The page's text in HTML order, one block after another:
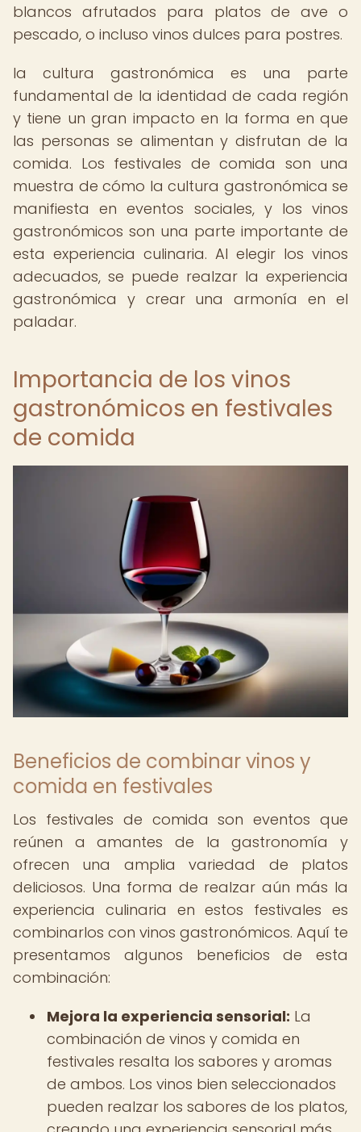
blancos afrutados para platos de ave o
pescado, o incluso vinos dulces para postres.
la cultura gastronómica es una parte
fundamental de la identidad de cada región
y tiene un gran impacto en la forma en que
las personas se alimentan y disfrutan de la
comida. Los festivales de comida son una
muestra de cómo la cultura gastronómica se
manifiesta en eventos sociales, y los vinos
gastronómicos son una parte importante de
esta experiencia culinaria. Al elegir los vinos
adecuados, se puede realzar la experiencia
gastronómica y crear una armonía en el
paladar.
Importancia de los vinos
gastronómicos en festivales
de comida
Beneficios de combinar vinos y
comida en festivales
Los festivales de comida son eventos que
reúnen a amantes de la gastronomía y
ofrecen una amplia variedad de platos
deliciosos. Una forma de realzar aún más la
experiencia culinaria en estos festivales es
combinarlos con vinos gastronómicos. Aquí te
presentamos algunos beneficios de esta
combinación:
Mejora la experiencia sensorial: La
combinación de vinos y comida en
festivales resalta los sabores y aromas
de ambos. Los vinos bien seleccionados
pueden realzar los sabores de los platos,